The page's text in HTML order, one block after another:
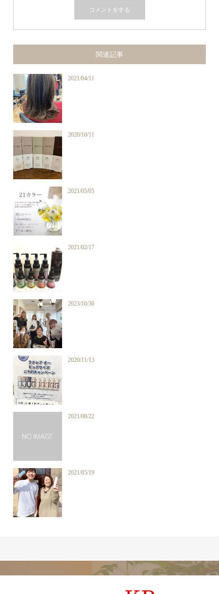
関連記事
2021/04/11
2020/10/11
2021/05/05
2021/02/17
2023/10/30
2020/11/13
2021/08/22
2021/05/19